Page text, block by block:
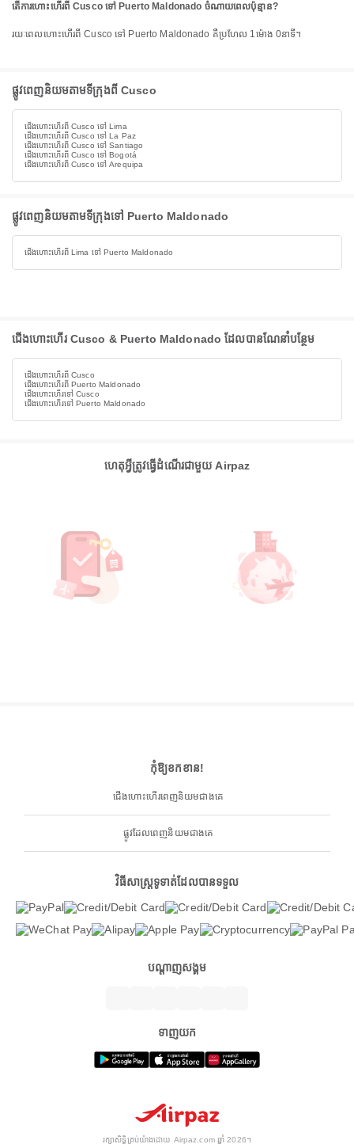
តើការហោះហើរពី Cusco ទៅ Puerto Maldonado ចំណាយពេលប៉ុន្មាន?
រយៈពេលហោះហើរពី Cusco ទៅ Puerto Maldonado គឺប្រហែល 1ម៉ោង 0នាទី។
ផ្លូវពេញនិយមតាមទីក្រុងពី Cusco
ជើងហោះហើរពី Cusco ទៅ Lima
ជើងហោះហើរពី Cusco ទៅ La Paz
ជើងហោះហើរពី Cusco ទៅ Santiago
ជើងហោះហើរពី Cusco ទៅ Bogotá
ជើងហោះហើរពី Cusco ទៅ Arequipa
ផ្លូវពេញនិយមតាមទីក្រុងទៅ Puerto Maldonado
ជើងហោះហើរពី Lima ទៅ Puerto Maldonado
ជើងហោះហើរ Cusco & Puerto Maldonado ដែលបានណែនាំបន្ថែម
ជើងហោះហើរពី Cusco
ជើងហោះហើរពី Puerto Maldonado
ជើងហោះហើរទៅ Cusco
ជើងហោះហើរទៅ Puerto Maldonado
ហេតុអ្វីត្រូវធ្វើដំណើរជាមួយ Airpaz
កុំឱ្យខកខាន!
ជើងហោះហើរពេញនិយមជាងគេ
ផ្លូវដែលពេញនិយមជាងគេ
វិធីសាស្ត្រទូទាត់ដែលបានទទួល
បណ្តាញសង្គម
ទាញយក
រក្សាសិទ្ធិគ្រប់យ៉ាងដោយ Airpaz.com ឆ្នាំ 2026។